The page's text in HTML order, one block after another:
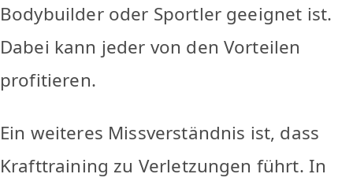
Bodybuilder oder Sportler geeignet ist.
Dabei kann jeder von den Vorteilen
profitieren.
Ein weiteres Missverständnis ist, dass
Krafttraining zu Verletzungen führt. In